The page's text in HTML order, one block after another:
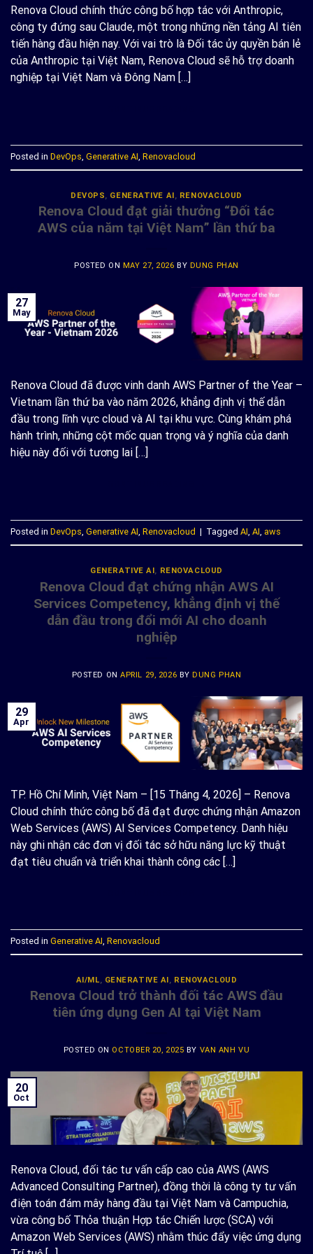
Renova Cloud chính thức công bố hợp tác với Anthropic,
công ty đứng sau Claude, một trong những nền tảng AI tiên
tiến hàng đầu hiện nay. Với vai trò là Đối tác ủy quyền bán lẻ
của Anthropic tại Việt Nam, Renova Cloud sẽ hỗ trợ doanh
nghiệp tại Việt Nam và Đông Nam […]
Posted in DevOps Generative AI Renovacloud
DEVOPS GENERATIVE AI RENOVACLOUD
Renova Cloud đạt giải thưởng “Đối tác
AWS của năm tại Việt Nam” lần thứ ba
POSTED ON MAY 27, 2026 BY DUNG PHAN
27
May
Renova Cloud đã được vinh danh AWS Partner of the Year –
Vietnam lần thứ ba vào năm 2026, khẳng định vị thế dẫn
đầu trong lĩnh vực cloud và AI tại khu vực. Cùng khám phá
hành trình, những cột mốc quan trọng và ý nghĩa của danh
hiệu này đối với tương lai […]
Posted in DevOps, Generative AI, Renovacloud | Tagged AI, AI, aws
GENERATIVE AI , RENOVACLOUD
Renova Cloud đạt chứng nhận AWS AI
Services Competency, khẳng định vị thế
dẫn đầu trong đổi mới AI cho doanh
nghiệp
POSTED ONAPRIL 29, 2026 BYDUNG PHAN
29
Apr
TP. Hồ Chí Minh, Việt Nam – [15 Tháng 4, 2026] – Renova
Cloud chính thức công bố đã đạt được chứng nhận Amazon
Web Services (AWS) AI Services Competency. Danh hiệu
này ghi nhận các đơn vị đối tác sở hữu năng lực kỹ thuật
đạt tiêu chuẩn và triển khai thành công các […]
Posted in Generative AI, Renovacloud
AI/ML, GENERATIVE AI, RENOVACLOUD
Renova Cloud trở thành đối tác AWS đầu
tiên ứng dụng Gen AI tại Việt Nam
POSTED ON OCTOBER 20, 2025 BY VAN ANH VU
20
Oct
Renova Cloud, đối tác tư vấn cấp cao của AWS (AWS
Advanced Consulting Partner), đồng thời là công ty tư vấn
điện toán đám mây hàng đầu tại Việt Nam và Campuchia,
vừa công bố Thỏa thuận Hợp tác Chiến lược (SCA) với
Amazon Web Services (AWS) nhằm thúc đẩy việc ứng dụng